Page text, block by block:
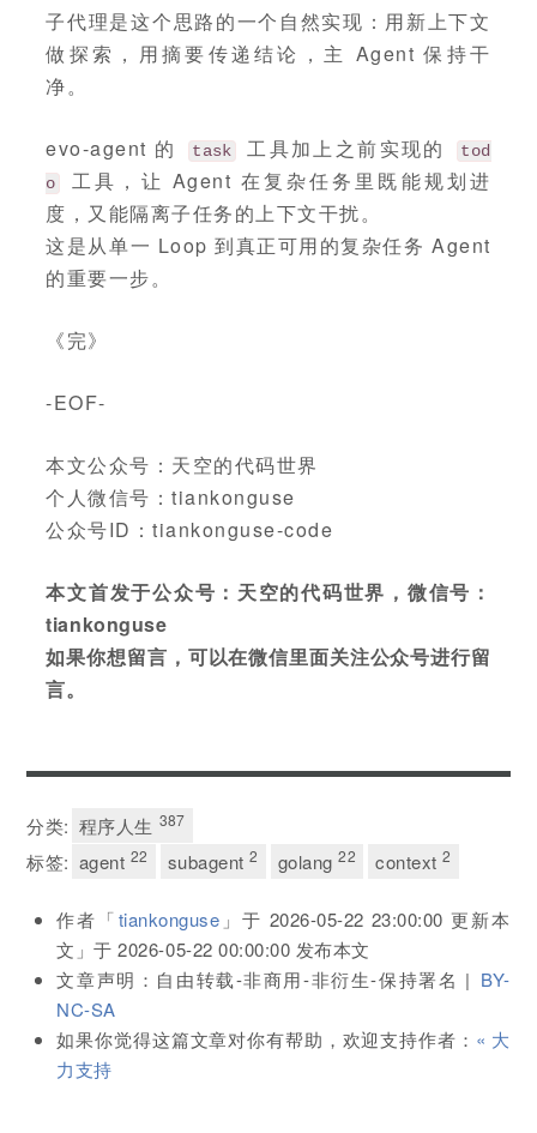
子代理是这个思路的一个自然实现：用新上下文
做探索，用摘要传递结论，主 Agent 保持干
净。
evo-agent 的 task 工具加上之前实现的
tod
o
工具，让 Agent 在复杂任务里既能规划进
度，又能隔离子任务的上下文干扰。
这是从单一 Loop 到真正可用的复杂任务 Agent
的重要一步。
《完》
-EOF-
本文公众号：天空的代码世界
个人微信号：tiankonguse
公众号ID：tiankonguse-code
本文首发于公众号：天空的代码世界，微信号：
tiankonguse
如果你想留言，可以在微信里面关注公众号进行留
言。
分类: 程序人生 387
标签: agent 22 subagent2 golang22 context2
作者「tiankonguse 」于 2026-05-22 23:00:00 更新本
文」于2026-05-22 00:00:00 发布本文
文章声明：自由转载-非商用-非衍生-保持署名 | BY-
NC-SA
如果你觉得这篇文章对你有帮助，欢迎支持作者： « 大
力支持